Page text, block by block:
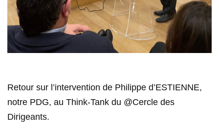
Retour sur l’intervention de Philippe d’ESTIENNE,
notre PDG, au Think-Tank du @Cercle des
Dirigeants.